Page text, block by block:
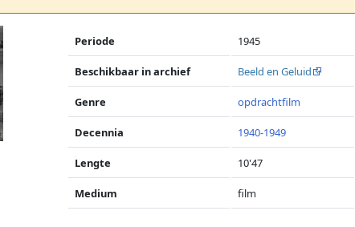
Periode 1945
Beschikbaar in archief Beeld en Geluid
Genre opdrachtfilm
Decennia 1940-1949
Lengte 10'47
Medium film